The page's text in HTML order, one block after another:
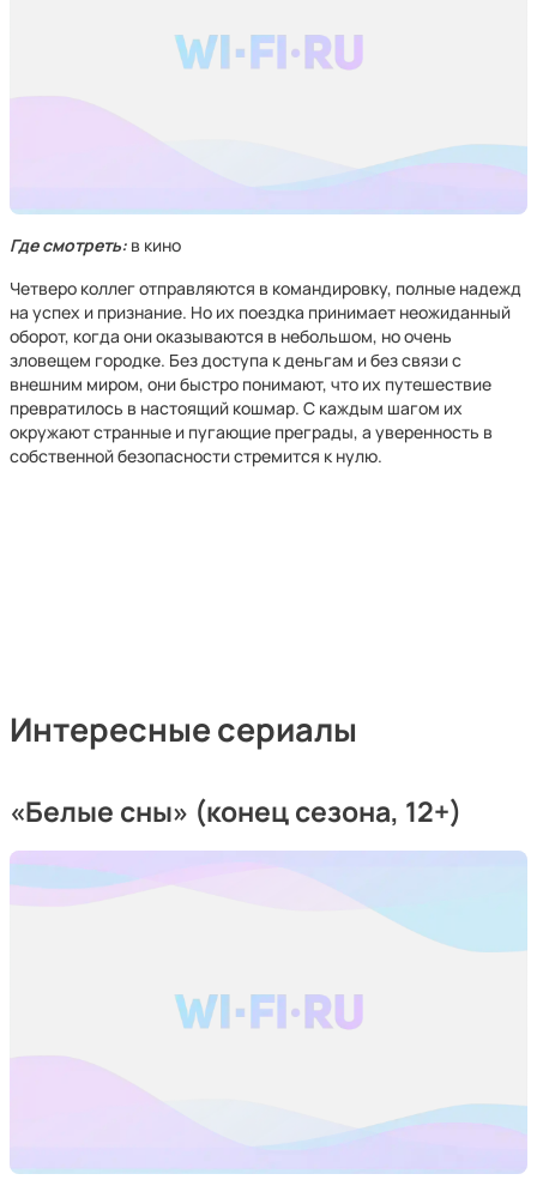
Где смотреть: в кино
Четверо коллег отправляются в командировку, полные надежд
на успех и признание. Но их поездка принимает неожиданный
оборот, когда они оказываются в небольшом, но очень
зловещем городке. Без доступа к деньгам и без связи с
внешним миром, они быстро понимают, что их путешествие
превратилось в настоящий кошмар. С каждым шагом их
окружают странные и пугающие преграды, а уверенность в
собственной безопасности стремится к нулю.
Интересные сериалы
«Белые сны» (конец сезона, 12+)